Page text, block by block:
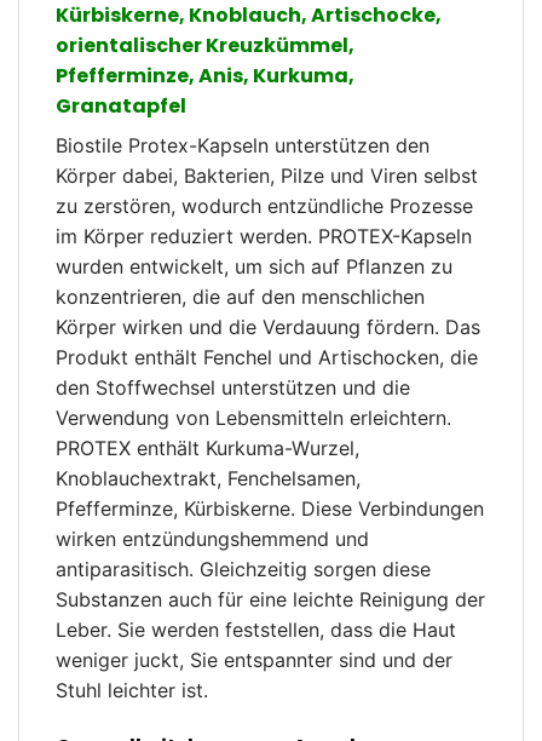
Kürbiskerne, Knoblauch, Artischocke,
orientalischer Kreuzkümmel,
Pfefferminze, Anis, Kurkuma,
Granatapfel
Biostile Protex-Kapseln unterstützen den
Körper dabei, Bakterien, Pilze und Viren selbst
zu zerstören, wodurch entzündliche Prozesse
im Körper reduziert werden. PROTEX-Kapseln
wurden entwickelt, um sich auf Pflanzen zu
konzentrieren, die auf den menschlichen
Körper wirken und die Verdauung fördern. Das
Produkt enthält Fenchel und Artischocken, die
den Stoffwechsel unterstützen und die
Verwendung von Lebensmitteln erleichtern.
PROTEX enthält Kurkuma-Wurzel,
Knoblauchextrakt, Fenchelsamen,
Pfefferminze, Kürbiskerne. Diese Verbindungen
wirken entzündungshemmend und
antiparasitisch. Gleichzeitig sorgen diese
Substanzen auch für eine leichte Reinigung der
Leber. Sie werden feststellen, dass die Haut
weniger juckt, Sie entspannter sind und der
Stuhl leichter ist.